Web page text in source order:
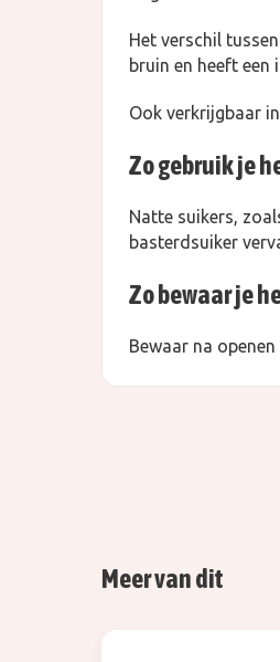
Het verschil
bruin en heeft
Ook verkrijgbaar
Zo gebruik je
Natte suikers,
basterdsuiker
Zo bewaar je
Bewaar na
Meer van dit